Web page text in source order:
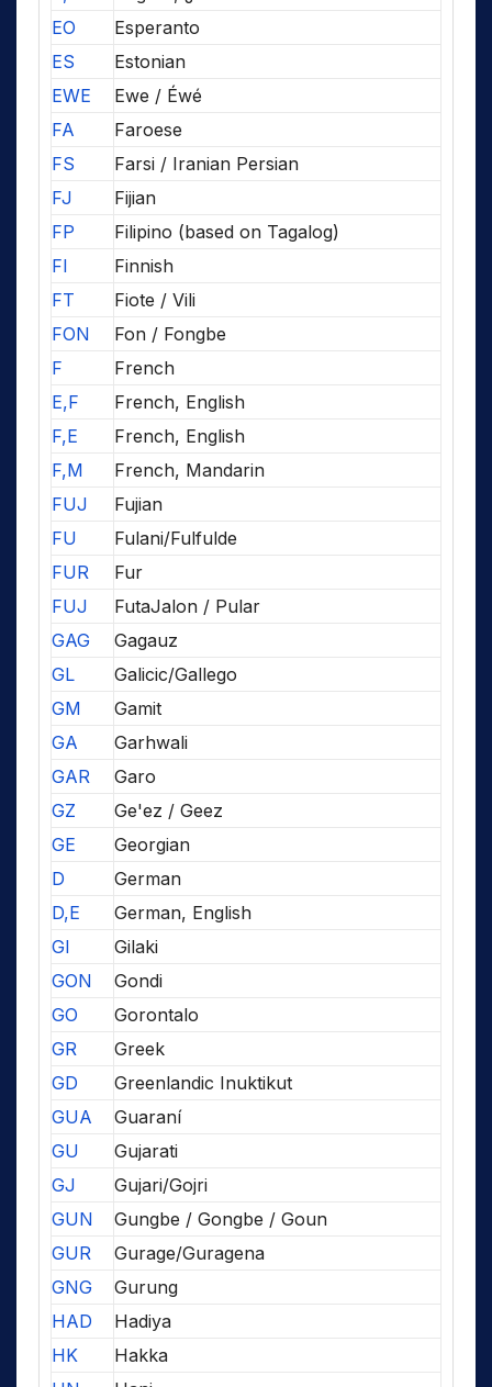
EO
Esperanto
ES
Estonian
EWE
Ewe / Éwé
FA
Faroese
FS
Farsi / Iranian Persian
FJ
Fijian
FP
Filipino (based on Tagalog)
FI
Finnish
FT
Fiote / Vili
FON
Fon / Fongbe
F
French
E,F
French, English
F,E
French, English
F,M
French, Mandarin
FUJ
Fujian
FU
Fulani/Fulfulde
FUR
Fur
FUJ
FutaJalon / Pular
GAG
Gagauz
GL
Galicic/Gallego
GM
Gamit
GA
Garhwali
GAR
Garo
GZ
Ge'ez / Geez
GE
Georgian
D
German
D,E
German, English
GI
Gilaki
GON
Gondi
GO
Gorontalo
GR
Greek
GD
Greenlandic Inuktikut
GUA
Guaraní
GU
Gujarati
GJ
Gujari/Gojri
GUN
Gungbe / Gongbe / Goun
GUR
Gurage/Guragena
GNG
Gurung
HAD
Hadiya
HK
Hakka